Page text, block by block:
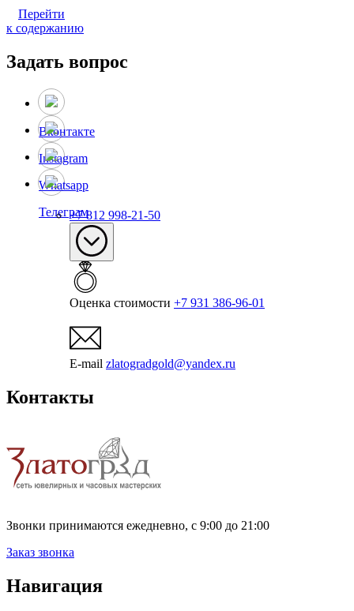
Перейти
к содержанию
Задать вопрос
Вконтакте
Instagram
Whatsapp
Телеграм+7 812 998-21-50
Оценка стоимости +7 931 386-96-01
E-mail zlatogradgold@yandex.ru
Контакты
Звонки принимаются ежедневно, с 9:00 до 21:00
Заказ звонка
Навигация